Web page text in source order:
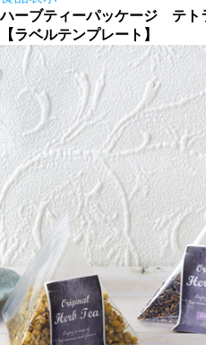
ハーブティーパッケージ テ
【ラベルテンプレート】